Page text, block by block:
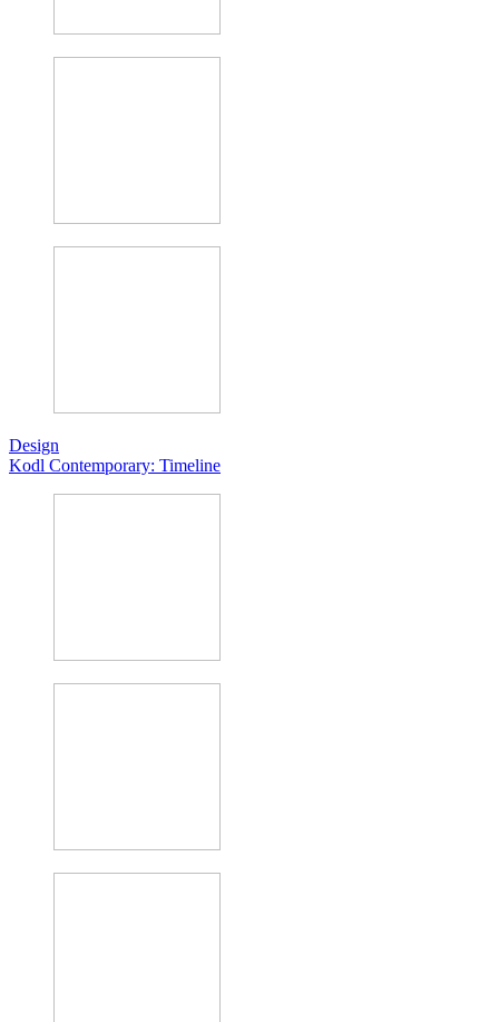
Design
Kodl Contemporary: Timeline